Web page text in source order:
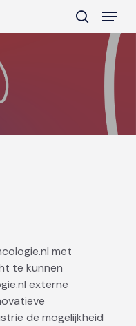
search
Menu
met
te kunnen
externe
de mogelijkheid
Close
Menu